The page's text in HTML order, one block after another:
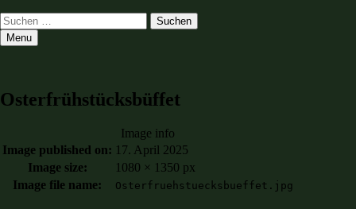
Search
Suchen
nach:
Menu
Osterfrühstücksbüffet
Image info
Image published on: 17. April 2025
Image size:
1080 × 1350 px
Image file name:
Osterfruehstuecksbueffet.jpg